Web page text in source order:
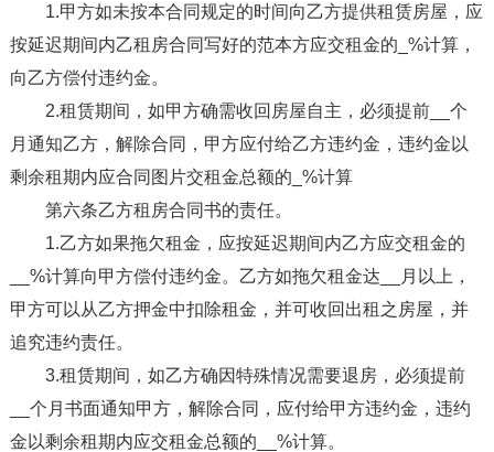
1.甲方如未按本合同规定的时间向乙方提供租赁房屋，应
按延迟期间内乙租房合同写好的范本方应交租金的_%计算，
向乙方偿付违约金。
2.租赁期间，如甲方确需收回房屋自主，必须提前__个
月通知乙方，解除合同，甲方应付给乙方违约金，违约金以
剩余租期内应合同图片交租金总额的_%计算
第六条乙方租房合同书的责任。
1.乙方如果拖欠租金，应按延迟期间内乙方应交租金的
__%计算向甲方偿付违约金。乙方如拖欠租金达__月以上，
甲方可以从乙方押金中扣除租金，并可收回出租之房屋，并
追究违约责任。
3.租赁期间，如乙方确因特殊情况需要退房，必须提前
__个月书面通知甲方，解除合同，应付给甲方违约金，违约
金以剩余租期内应交租金总额的__%计算。